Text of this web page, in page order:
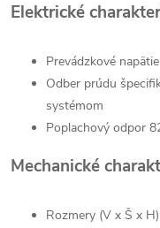
Elektrické
Prevádzkové
Odber prúdu
systémom
Poplachový odpor
Mechanické
Rozmery (V x Š x